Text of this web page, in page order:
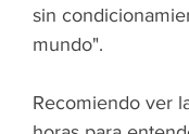
sin
mundo".
Recomiendo ver